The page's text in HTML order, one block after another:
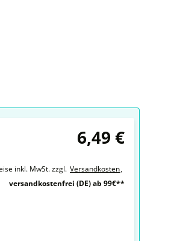
6,49 €
inkl. MwSt. zzgl. Versandkosten,
versandkostenfrei (DE) ab 99€**